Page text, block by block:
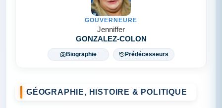
GOUVERNEURE
Jenniffer
GONZALEZ-COLON
Biographie Prédécesseurs
GÉOGRAPHIE, HISTOIRE & POLITIQUE